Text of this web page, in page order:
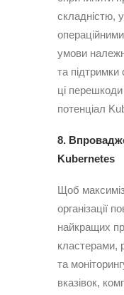
складністю,
умови
та підтримки
ці
потенціал
8.
Kubernetes
Щоб
організації
найкращих
кластерами,
та
вказівок,